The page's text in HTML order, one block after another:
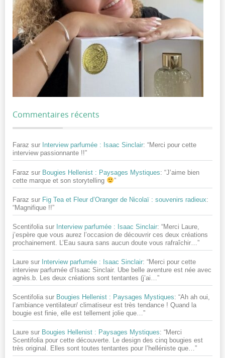
Commentaires récents
Faraz sur Interview parfumée : Isaac Sinclair: “Merci pour cette
interview passionnante !!”
Faraz sur Bougies Hellenist : Paysages Mystiques: “J’aime bien
cette marque et son storytelling
”
Faraz sur Fig Tea et Fleur d’Oranger de Nicolaï : souvenirs radieux:
“Magnifique !!”
Scentifolia sur Interview parfumée : Isaac Sinclair: “Merci Laure,
j’espère que vous aurez l’occasion de découvrir ces deux créations
prochainement. L’Eau saura sans aucun doute vous rafraîchir… ”
Laure sur Interview parfumée : Isaac Sinclair: “Merci pour cette
interview parfumée d’Isaac Sinclair. Ube belle aventure est née avec
agnès.b. Les deux créations sont tentantes (j’ai… ”
Scentifolia sur Bougies Hellenist : Paysages Mystiques: “Ah ah oui,
l’ambiance ventilateur/ climatiseur est très tendance ! Quand la
bougie est finie, elle est tellement jolie que… ”
Laure sur Bougies Hellenist : Paysages Mystiques: “Merci
Scentifolia pour cette découverte. Le design des cinq bougies est
très original. Elles sont toutes tentantes pour l’helléniste que…”